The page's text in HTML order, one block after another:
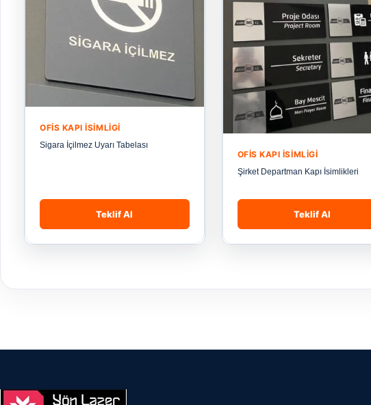
OFIS KAPI İSIMLIGI
Sigara İçilmez Uyarı Tabelası
Teklif Al
OFIS KAPI İSIMLIGI
Şirket Departman Kapı İsimlikleri
Teklif Al